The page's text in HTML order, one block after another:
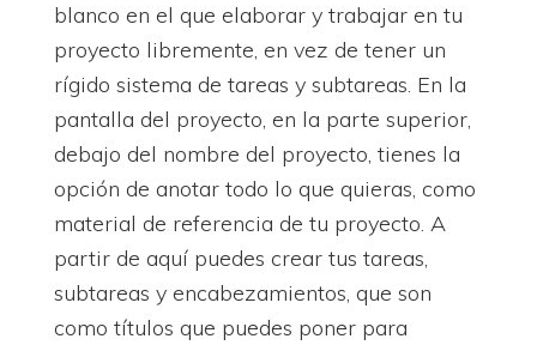
blanco en el que elaborar y trabajar en tu
proyecto libremente, en vez de tener un
rígido sistema de tareas y subtareas. En la
pantalla del proyecto, en la parte superior,
debajo del nombre del proyecto, tienes la
opción de anotar todo lo que quieras, como
material de referencia de tu proyecto. A
partir de aquí puedes crear tus tareas,
subtareas y encabezamientos, que son
como títulos que puedes poner para